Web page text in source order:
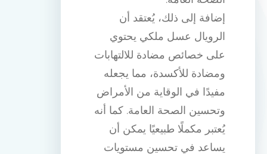
إضافة إلى ذلك، يُعتقد أن
الرويال عسل ملكي يحتوي
على خصائص مضادة للالتهابات
ومضادة للأكسدة، مما يجعله
مفيدًا في الوقاية من الأمراض
وتحسين الصحة العامة. كما أنه
يُعتبر مكملًا طبيعيًا يمكن أن
يساعد في تحسين مستويات